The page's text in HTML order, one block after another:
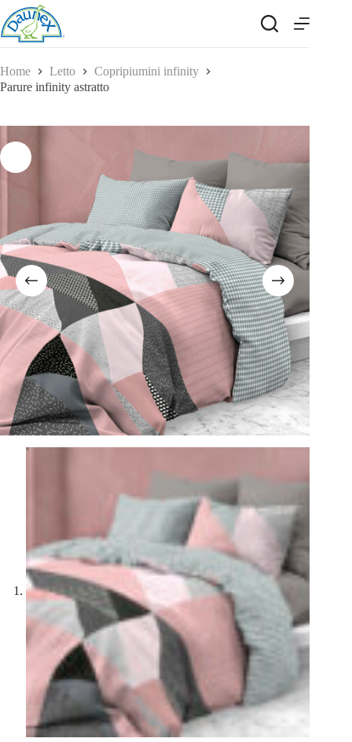
Salta
al
contenuto
Home Letto
Copripiumini infinity
Parure infinity astratto